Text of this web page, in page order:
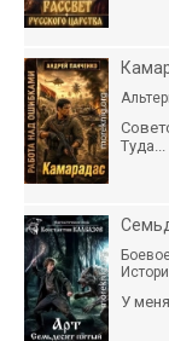
Туда...
У